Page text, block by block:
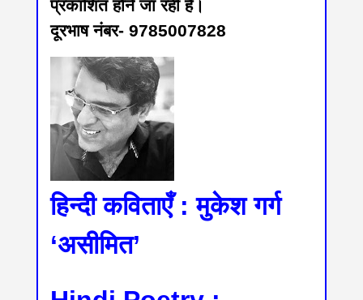
प्रकाशित होने जा रही है।
दूरभाष नंबर- 9785007828
हिन्दी कविताएँ : मुकेश गर्ग
‘असीमित’